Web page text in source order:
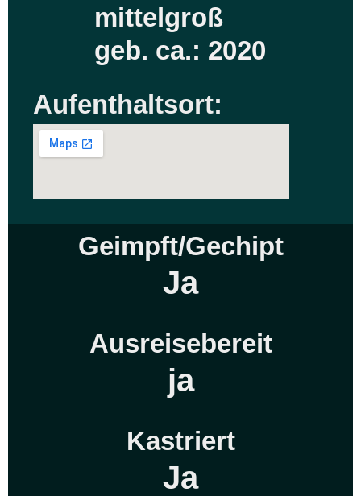
mittelgroß
geb. ca.: 2020
Aufenthaltsort:
Geimpft/Gechipt
Ja
Ausreisebereit
ja
Kastriert
Ja